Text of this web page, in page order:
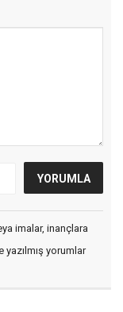
imalar, inançlara
yorumlar